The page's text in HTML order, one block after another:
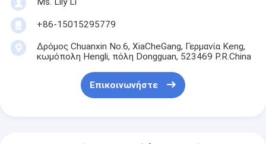
+86-15015295779
Δρόμος Chuanxin No.6, XiaCheGang, Γερμανία Keng,
κωμόπολη Hengli, πόλη Dongguan, 523469 P.R.China
Επικοινωνήστε